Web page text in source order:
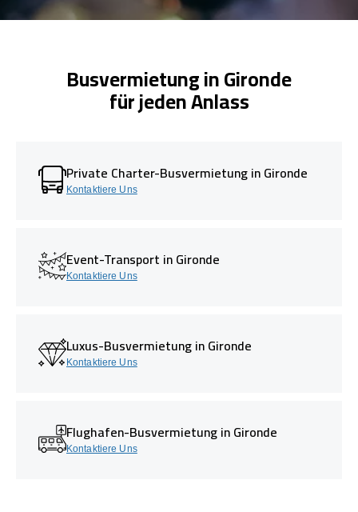
Busvermietung in Gironde
für jeden Anlass
Private Charter-Busvermietung in Gironde
Kontaktiere Uns
Event-Transport in Gironde
Kontaktiere Uns
Luxus-Busvermietung in Gironde
Kontaktiere Uns
Flughafen-Busvermietung in Gironde
Kontaktiere Uns